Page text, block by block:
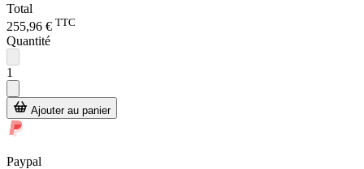
Total
255,96 € TTC
Quantité
1
Ajouter au panier
Paypal